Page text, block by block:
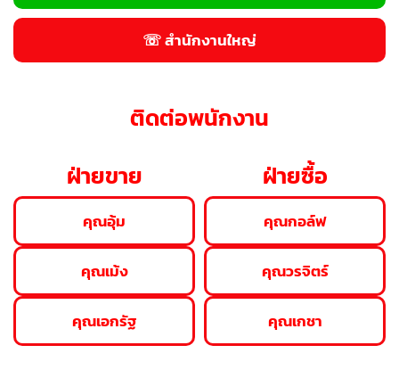
☏ สำนักงานใหญ่
ติดต่อพนักงาน
ฝ่ายขาย
คุณอุ้ม
คุณเม้ง
คุณเอกรัฐ
ฝ่ายซื้อ
คุณกอล์ฟ
คุณวรจิตร์
คุณเกชา